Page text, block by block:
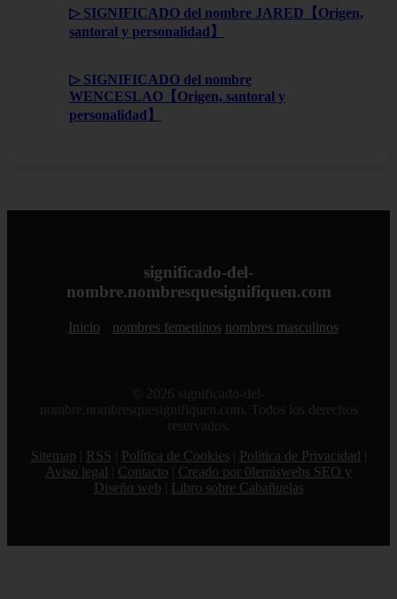
▷ SIGNIFICADO del nombre JARED【Origen,
santoral y personalidad】
▷ SIGNIFICADO del nombre
WENCESLAO【Origen, santoral y
personalidad】
significado-del-
nombre.nombresquesignifiquen.com
Inicio nombres femeninos nombres masculinos
© 2026 significado-del-
nombre.nombresquesignifiquen.com. Todos los derechos
reservados.
Sitemap
RSS Política de Cookies Política de Privacidad
Aviso legal
Contacto
Creado por 0lemiswebs SEO y
Diseño web
Libro sobre Cabañuelas